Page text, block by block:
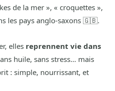
de la mer », « croquettes »,
les pays anglo-saxons 🇬🇧.
elles reprennent vie dans
huile, sans stress… mais
: simple, nourrissant, et